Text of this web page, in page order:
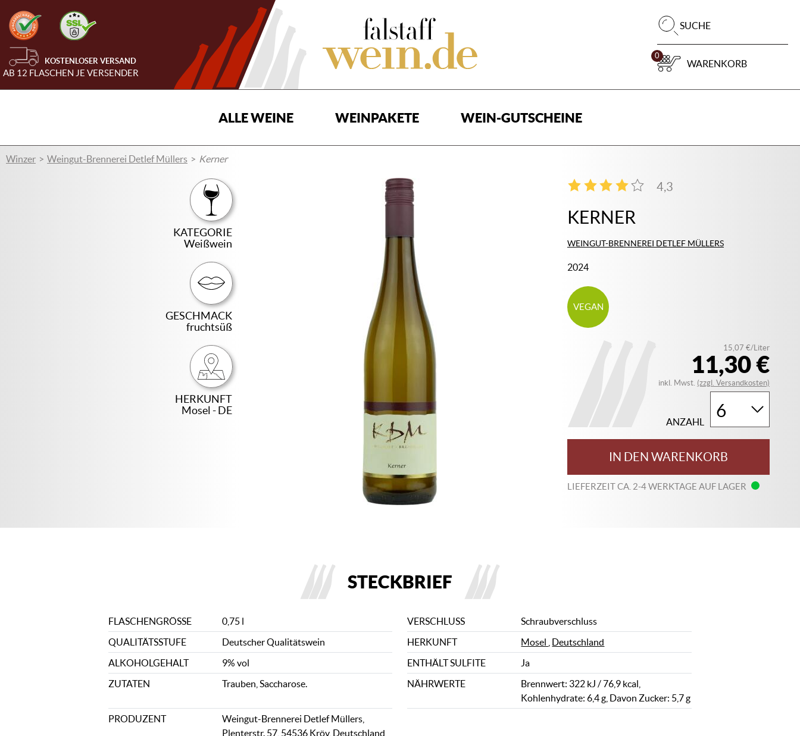
KOSTENLOSER VERSAND
AB 12 FLASCHEN JE VERSENDER
SUCHE
0
WARENKORB
ALLE WEINE WEINPAKETE WEIN-GUTSCHEINE
Winzer Weingut-Brennerei Detlef Müllers Kerner
KATEGORIE
Weißwein
GESCHMACK
fruchtsüß
HERKUNFT
Mosel - DE
KERNER
WEINGUT-BRENNEREI DETLEF MÜLLERS
2024
4,3
3
VEGAN
11,30 €
15,07 €/Liter
inkl. Mwst. (zzgl. Versandkosten)
ANZAHL
IN DEN WARENKORB
LIEFERZEIT CA. 2-4 WERKTAGE AUF LAGER
STECKBRIEF
FLASCHENGRÖSSE 0,75 l VERSCHLUSS
Schraubverschluss
QUALITÄTSSTUFE
Deutscher Qualitätswein HERKUNFT Mosel
Deutschland
ALKOHOLGEHALT
9% vol ENTHÄLT SULFITE
Ja
ZUTATEN
Trauben, Saccharose. NÄHRWERTE
Brennwert: 322 kJ / 76,9 kcal,
Kohlenhydrate: 6,4 g, Davon Zucker: 5,7 g
PRODUZENT
Weingut-Brennerei Detlef Müllers,
Plenterstr. 57, 54536 Kröv, Deutschland